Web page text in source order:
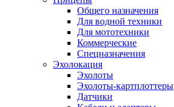
Общего назначения
Для водной техники
Для мототехники
Коммерческие
Спецназначения
Эхолокация
Эхолоты
Эхолоты-картплоттеры
Датчики